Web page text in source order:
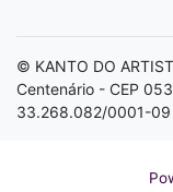
© KANTO DO
Centenário - CEP
33.268.082/0001-09